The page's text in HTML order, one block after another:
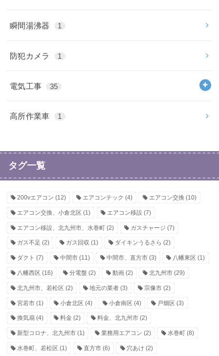
瞬間湯沸器 1
防犯カメラ 1
電気工事 35
高所作業車 1
タグ一覧
200vエアコン (12) エアコンテック (4) エアコン交換 (10)
エアコン交換、小倉北区 (1) エアコン移設 (7)
エアコン移設、北九州市、水巻町 (2) ガスチャージ (7)
ガス不足 (2) ガス回収 (1) ダイキンうるさら (2)
ダクト (7) 中間市(11) 中間市、直方市(3) 八幡東区 (1)
八幡西区 (16) 分電盤 (2) 動画(2) 北九州市 (29)
北九州市、若松区 (2) 地元の業者(3) 宗像市(2)
宮若市 (1) 小倉北区 (4) 小倉南区 (4) 戸畑区 (3)
換気扇 (4) 料金 (2) 料金、北九州市(2)
新型コロナ、北九州市 (1) 業務用エアコン (2) 水巻町(8)
水巻町、若松区 (1) 直方市(6) 穴あけ (2)